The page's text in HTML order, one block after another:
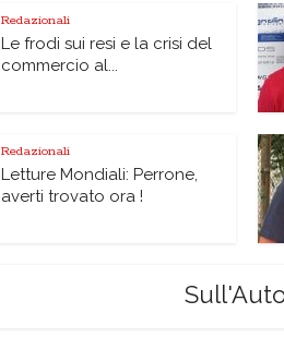
Redazionali
Le frodi sui resi e la crisi del
commercio al...
Redazionali
Letture Mondiali: Perrone,
averti trovato ora !